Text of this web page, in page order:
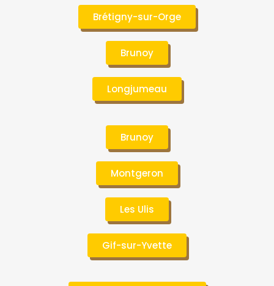
Brétigny-sur-Orge
Brunoy
Longjumeau
Brunoy
Montgeron
Les Ulis
Gif-sur-Yvette